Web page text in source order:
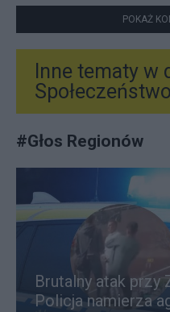
POKAŻ
Inne tematy w
Społeczeństwo
#Głos Regionów
Brutalny atak przy
Policja namierza